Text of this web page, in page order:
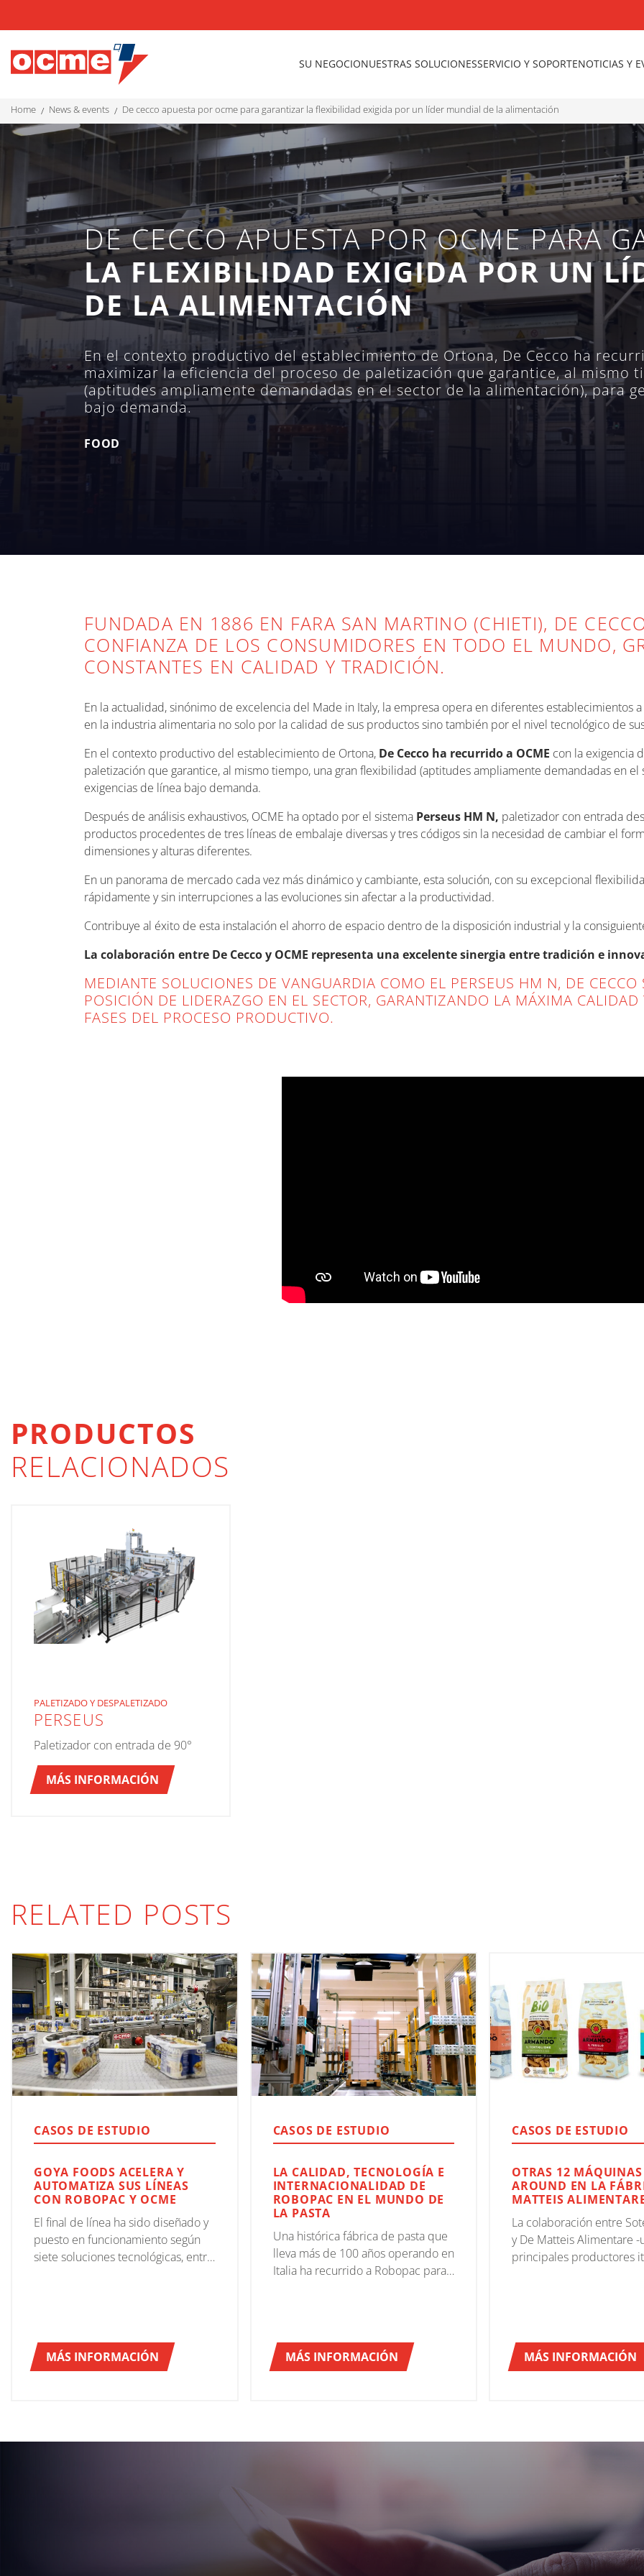
SU NEGOCIONUESTRAS SOLUCIONESSERVICIO Y SOPORTENOTICIAS Y
home news & events de cecco apuesta por ocme para garantizar la flexibilidad exigida por un líder mundial de la alimentación
DE CECCO APUESTA POR OCME PARA
LA FLEXIBILIDAD EXIGIDA POR UN
DE LA ALIMENTACIÓN
En el contexto productivo del establecimiento de Ortona, De Cecco ha
maximizar la eficiencia del proceso de paletización que garantice, al mismo
(aptitudes ampliamente demandadas en el sector de la alimentación), para
bajo demanda.
FOOD
FUNDADA EN 1886 EN FARA SAN MARTINO (CHIETI), DE
CONFIANZA DE LOS CONSUMIDORES EN TODO EL MUNDO,
CONSTANTES EN CALIDAD Y TRADICIÓN.
En la actualidad, sinónimo de excelencia del Made in Italy, la empresa opera en diferentes establecimientos
en la industria alimentaria no solo por la calidad de sus productos sino también por el nivel tecnológico de
En el contexto productivo del establecimiento de Ortona, De Cecco ha recurrido a OCME con la exigencia
paletización que garantice, al mismo tiempo, una gran flexibilidad (aptitudes ampliamente demandadas en el
exigencias de línea bajo demanda.
Después de análisis exhaustivos, OCME ha optado por el sistema Perseus HM N, paletizador con entrada
productos procedentes de tres líneas de embalaje diversas y tres códigos sin la necesidad de cambiar el
dimensiones y alturas diferentes.
En un panorama de mercado cada vez más dinámico y cambiante, esta solución, con su excepcional
rápidamente y sin interrupciones a las evoluciones sin afectar a la productividad.
Contribuye al éxito de esta instalación el ahorro de espacio dentro de la disposición industrial y la
La colaboración entre De Cecco y OCME representa una excelente sinergia entre tradición e
MEDIANTE SOLUCIONES DE VANGUARDIA COMO EL PERSEUS HM N, DE
POSICIÓN DE LIDERAZGO EN EL SECTOR, GARANTIZANDO LA MÁXIMA
FASES DEL PROCESO PRODUCTIVO.
PRODUCTOS
RELACIONADOS
PALETIZADO Y DESPALETIZADO
PERSEUS
Paletizador con entrada de 90°
MÁS INFORMACIÓN
RELATED POSTS
CASOS DE ESTUDIO
GOYA FOODS ACELERA Y
AUTOMATIZA SUS LÍNEAS
CON ROBOPAC Y OCME
El final de línea ha sido diseñado y
puesto en funcionamiento según
siete soluciones tecnológicas, entre
bandejas, paletizadores y
envolvedoras de la marca OCME y
MÁS INFORMACIÓN
CASOS DE ESTUDIO
LA CALIDAD, TECNOLOGÍA E
INTERNACIONALIDAD DE
ROBOPAC EN EL MUNDO DE
LA PASTA
Una histórica fábrica de pasta que
lleva más de 100 años operando en
Italia ha recurrido a Robopac para
en Italia sino en todo el mundo.
MÁS INFORMACIÓN
CASOS DE ESTUDIO
OTRAS 12
AROUND EN LA
MATTEIS
La colaboración entre
y De Matteis Alimentare -
principales productores
resultados obtenidos por
de producción a lo largo
Flumeri.
MÁS INFORMACIÓN